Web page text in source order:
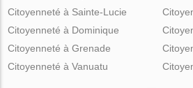
Citoyenneté à Sainte-Lucie
Citoyenneté à Dominique
Citoyenneté à Grenade
Citoyenneté à Vanuatu